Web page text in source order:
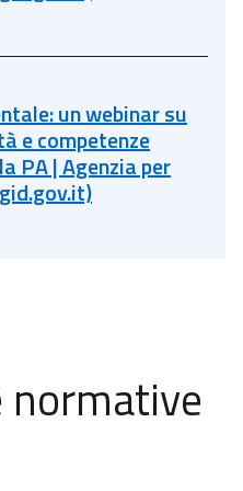
un webinar su
e competenze
PA | Agenzia per
normative